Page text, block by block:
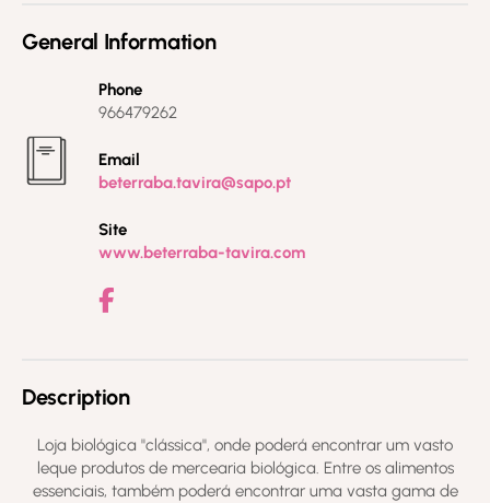
General Information
Phone
966479262
Email
beterraba.tavira@sapo.pt
Site
www.beterraba-tavira.com
Description
Loja biológica "clássica", onde poderá encontrar um vasto
leque produtos de mercearia biológica. Entre os alimentos
essenciais, também poderá encontrar uma vasta gama de